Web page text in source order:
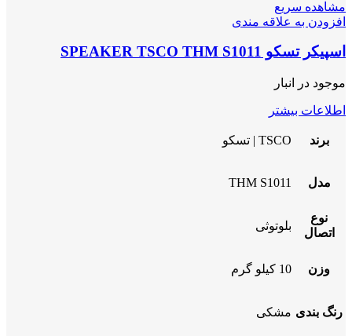
مشاهده سریع
افزودن به علاقه مندی
اسپیکر تسکو SPEAKER TSCO THM S1011
موجود در انبار
اطلاعات بیشتر
برند TSCO | تسکو
مدل THM S1011
نوع
اتصال
بلوتوثی
وزن 10 کیلو گرم
رنگ بندی مشکی